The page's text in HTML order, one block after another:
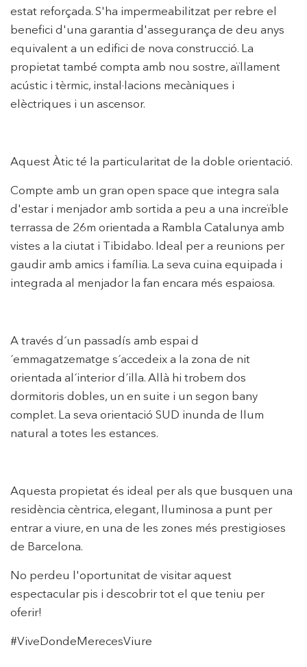
estat reforçada. S'ha impermeabilitzat per rebre el
benefici d'una garantia d'assegurança de deu anys
equivalent a un edifici de nova construcció. La
propietat també compta amb nou sostre, aïllament
acústic i tèrmic, instal·lacions mecàniques i
elèctriques i un ascensor.
Aquest Àtic té la particularitat de la doble orientació.
Compte amb un gran open space que integra sala
d'estar i menjador amb sortida a peu a una increïble
terrassa de 26m orientada a Rambla Catalunya amb
vistes a la ciutat i Tibidabo. Ideal per a reunions per
gaudir amb amics i família. La seva cuina equipada i
integrada al menjador la fan encara més espaiosa.
A través d´un passadís amb espai d
´emmagatzematge s´accedeix a la zona de nit
orientada al´interior d´illa. Allà hi trobem dos
dormitoris dobles, un en suite i un segon bany
complet. La seva orientació SUD inunda de llum
natural a totes les estances.
Aquesta propietat és ideal per als que busquen una
residència cèntrica, elegant, lluminosa a punt per
entrar a viure, en una de les zones més prestigioses
de Barcelona.
No perdeu l'oportunitat de visitar aquest
espectacular pis i descobrir tot el que teniu per
oferir!
#ViveDondeMerecesViure
Modificar cookies
Tècniques i funcionals Sempre activades
de les mateixes. L'usuari té la possibilitat de configurar el
navegador podent, si així ho desitja, impedir que siguin
instal·lades al disc dur, encara que haurà de tenir en
compte que aquesta acció podrà ocasionar dificultats de
Analítiques i personalització
perfils de navegació dels usuaris per introduir millores en
funció de l'anàlisi de les dades d'ús que fan els usuaris del
servei. Permeten desar la informació de preferència de
l'usuari per millorar la qualitat dels nostres serveis i oferir
una millor experiència a través de productes recomanats.
Marketing i publicitat
Aquestes cookies són utilitzades per emmagatzemar
informació sobre les preferències i les eleccions personals
de l'usuari a través de l'observació continuada dels seus
hàbits de navegació al lloc web i mostrar publicitat
relacionada amb el perfil de navegació de l'usuari.